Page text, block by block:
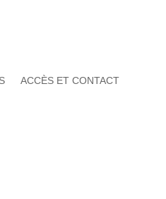
ACCÈS ET CONTACT